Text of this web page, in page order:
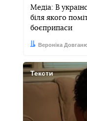
Медіа: В
біля якого
боєприпаси
Автор:Вероніка
Дата:
Тексти